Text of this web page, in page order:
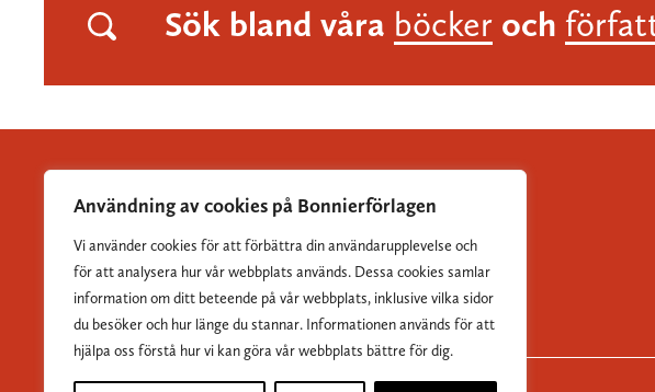
Användning av cookies på Bonnierförlagen
Vi använder cookies för att förbättra din användarupplevelse och
för att analysera hur vår webbplats används. Dessa cookies samlar
information om ditt beteende på vår webbplats, inklusive vilka sidor
du besöker och hur länge du stannar. Informationen används för att
hjälpa oss förstå hur vi kan göra vår webbplats bättre för dig.
Sök bland våra böcker och
Albert Bonniers Förlag grundades 1837 och är Sveriges
största skönlitterära förlag.